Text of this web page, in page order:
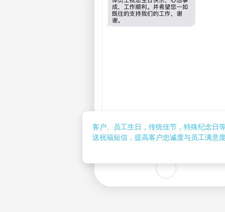
客户、员工生日，传统佳节，特殊纪念日
送祝福短信，提高客户忠诚度与员工满意